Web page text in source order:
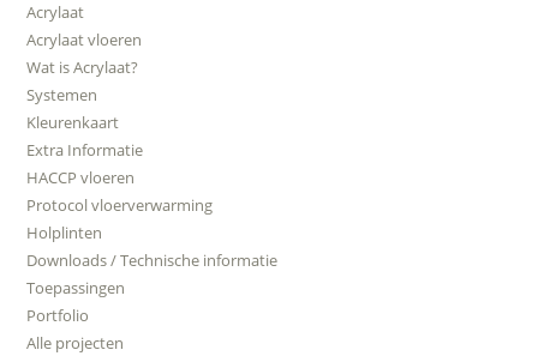
Acrylaat
Acrylaat vloeren
Wat is Acrylaat?
Systemen
Kleurenkaart
Extra Informatie
HACCP vloeren
Protocol vloerverwarming
Holplinten
Downloads / Technische informatie
Toepassingen
Portfolio
Alle projecten